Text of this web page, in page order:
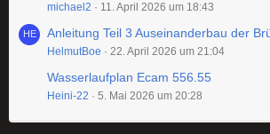
michael2 11. April 2026 um 18:43
Anleitung Teil 3 Auseinanderbau der
HelmutBoe 22. April 2026 um 21:04
Wasserlaufplan Ecam 556.55
Heini-22 5. Mai 2026 um 20:28